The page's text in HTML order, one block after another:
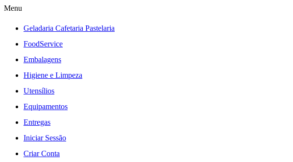
Menu
Geladaria Cafetaria Pastelaria
FoodService
Embalagens
Higiene e Limpeza
Utensílios
Equipamentos
Entregas
Iniciar Sessão
Criar Conta